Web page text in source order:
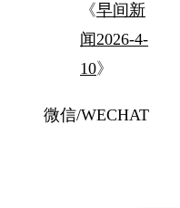
《早间新
闻2026-4-
10》
微信/WECHAT